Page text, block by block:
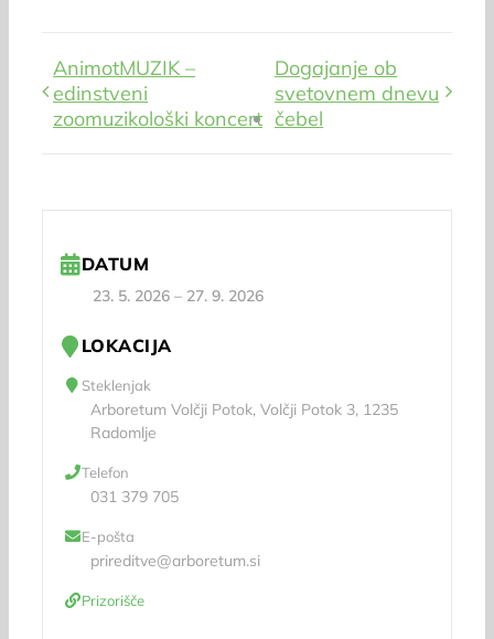
AnimotMUZIK –
edinstveni
zoomuzikološki koncert
Dogajanje ob
svetovnem dnevu
čebel
DATUM
23. 5. 2026– 27. 9. 2026
LOKACIJA
Steklenjak
Arboretum Volčji Potok, Volčji Potok 3, 1235
Radomlje
Telefon
031 379 705
E-pošta
prireditve@arboretum.si
Prizorišče